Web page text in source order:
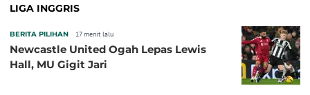
LIGA INGGRIS
BERITA PILIHAN 17 menit lalu
Newcastle United Ogah Lepas Lewis
Hall, MU Gigit Jari